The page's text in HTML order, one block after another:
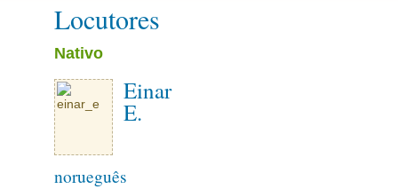
Locutores
Nativo
Einar
E.
norueguês